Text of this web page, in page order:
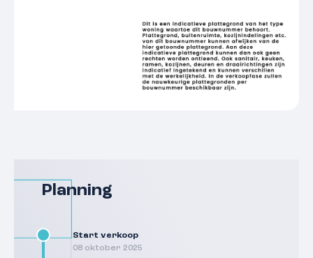
Planning
Start verkoop
08 oktober 2025